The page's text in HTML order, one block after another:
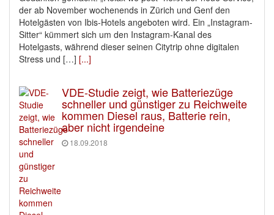
der ab November wochenends in Zürich und Genf den
Hotelgästen von Ibis-Hotels angeboten wird. Ein „Instagram-
Sitter“ kümmert sich um den Instagram-Kanal des
Hotelgasts, während dieser seinen Citytrip ohne digitalen
Stress und […] [...]
VDE-Studie zeigt, wie Batteriezüge
schneller und günstiger zu Reichweite
kommen Diesel raus, Batterie rein,
aber nicht irgendeine
18.09.2018